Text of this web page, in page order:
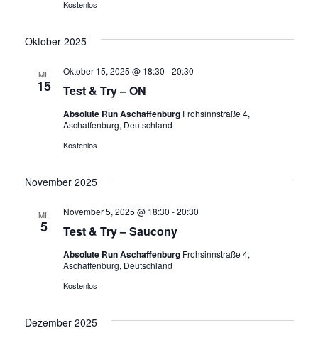
Kostenlos
Oktober 2025
MI.
15 Test & Try – ON
Oktober 15, 2025 @ 18:30 -20:30
Absolute Run Aschaffenburg Frohsinnstraße 4,
Aschaffenburg, Deutschland
Kostenlos
November 2025
MI.
5 Test & Try – Saucony
November 5, 2025 @ 18:30 -20:30
Absolute Run Aschaffenburg Frohsinnstraße 4,
Aschaffenburg, Deutschland
Kostenlos
Dezember 2025